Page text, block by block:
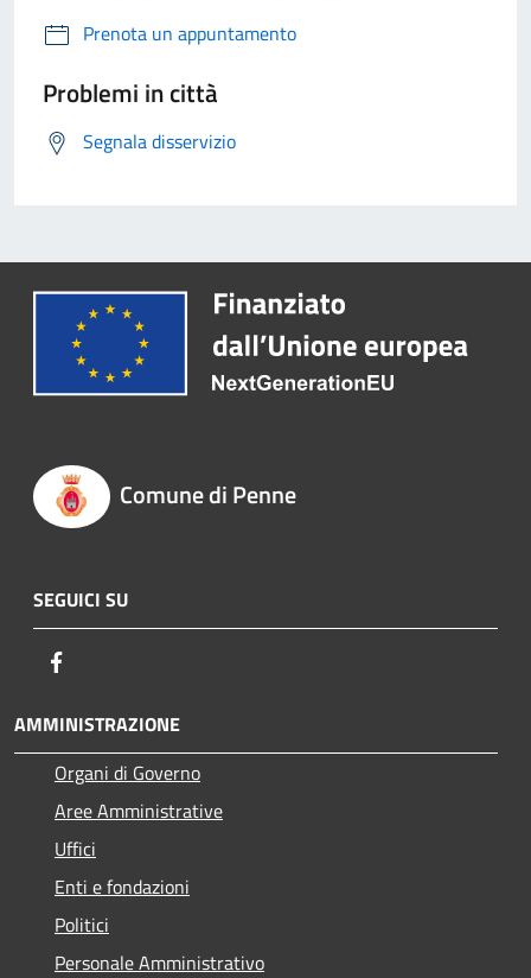
Prenota un appuntamento
Problemi in città
Segnala disservizio
Comune di Penne
SEGUICI SU
AMMINISTRAZIONE
Organi di Governo
Aree Amministrative
Uffici
Enti e fondazioni
Politici
Personale Amministrativo